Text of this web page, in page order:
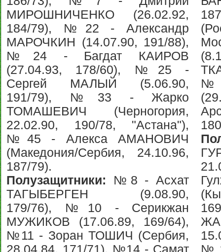
МИРОШНИЧЕНКО (26.02.92,
184/79), №22 - Александр
МАРОЧКИН (14.07.90, 191/88),
№24 - Багдат КАИРОВ
(27.04.93, 178/60), №25 -
Сергей МАЛЫЙ (5.06.90,
191/79), №33 - Жарко
ТОМАШЕВИЧ (Черногория,
22.02.90, 190/78, "Астана"),
№45 - Алекса АМАНОВИЧ
(Македония/Сербия, 24.10.96,
187/79).
Полузащитники: №8 - Асхат
ТАГЫБЕРГЕН (9.08.90,
179/76), №10 - Серикжан
МУЖИКОВ (17.06.89, 169/64),
№11 - Зоран ТОШИЧ (Сербия,
28.04.84, 171/71), №14 - Самат